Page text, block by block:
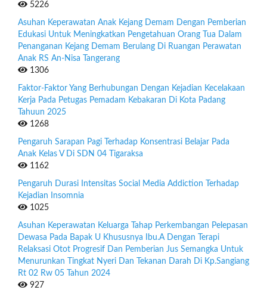
5226
Asuhan Keperawatan Anak Kejang Demam Dengan Pemberian
Edukasi Untuk Meningkatkan Pengetahuan Orang Tua Dalam
Penanganan Kejang Demam Berulang Di Ruangan Perawatan
Anak RS An-Nisa Tangerang
1306
Faktor-Faktor Yang Berhubungan Dengan Kejadian Kecelakaan
Kerja Pada Petugas Pemadam Kebakaran Di Kota Padang
Tahuun 2025
1268
Pengaruh Sarapan Pagi Terhadap Konsentrasi Belajar Pada
Anak Kelas V Di SDN 04 Tigaraksa
1162
Pengaruh Durasi Intensitas Social Media Addiction Terhadap
Kejadian Insomnia
1025
Asuhan Keperawatan Keluarga Tahap Perkembangan Pelepasan
Dewasa Pada Bapak U Khususnya Ibu.A Dengan Terapi
Relaksasi Otot Progresif Dan Pemberian Jus Semangka Untuk
Menurunkan Tingkat Nyeri Dan Tekanan Darah Di Kp.Sangiang
Rt 02 Rw 05 Tahun 2024
927